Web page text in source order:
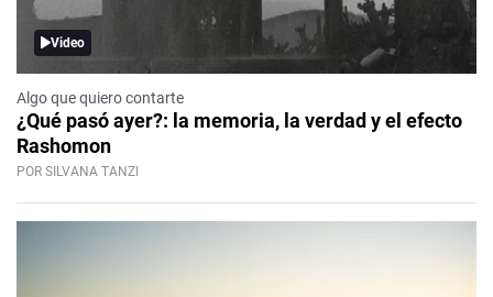
Video
Algo que quiero contarte
¿Qué pasó ayer?: la memoria, la verdad y el efecto
Rashomon
POR SILVANA TANZI